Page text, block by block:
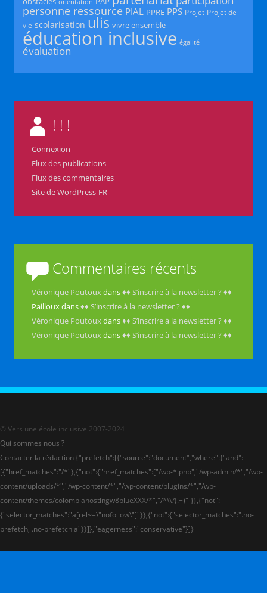
orientation
personne ressource PIAL PPRE PPS Projet Projet de
vie scolarisation ulis vivre ensemble
éducation inclusive égalité
évaluation
! ! !
Connexion
Flux des publications
Flux des commentaires
Site de WordPress-FR
Commentaires récents
Véronique Poutouxdans♦♦ S’inscrire à la newsletter ? ♦♦
Paillouxdans♦♦ S’inscrire à la newsletter ? ♦♦
Véronique Poutouxdans♦♦ S’inscrire à la newsletter ? ♦♦
Véronique Poutouxdans♦♦ S’inscrire à la newsletter ? ♦♦
© Vers une école inclusive 2007-2024
Qui sommes nous ?
Contacter la rédaction {"prefetch":[{"source":"document","where":{"and":
[{"href_matches":"/*"},{"not":{"href_matches":["/wp-*.php","/wp-admin/*","/wp-
content/uploads/*","/wp-content/*","/wp-content/plugins/*","/wp-
content/themes/colombiahostingw8blueXXX/*","/*\\?(.+)"]}},{"not":
{"selector_matches":"a[rel~=\"nofollow\"]"}},{"not":{"selector_matches":".no-
prefetch, .no-prefetch a"}}]},"eagerness":"conservative"}]}